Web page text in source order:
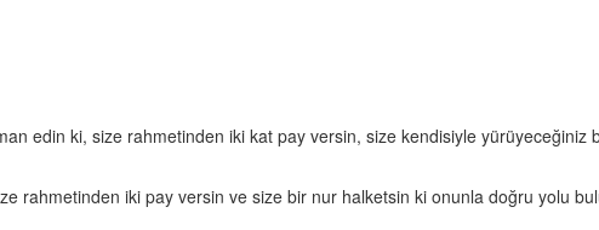
edin ki, size rahmetinden iki kat pay versin, size kendisiyle yürüyeceğiniz
rahmetinden iki pay versin ve size bir nur halketsin ki onunla doğru yolu